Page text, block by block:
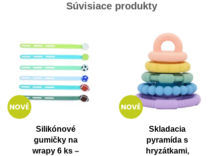
Súvisiace produkty
Silikónové
gumičky na
wrapy 6 ks –
Skladacia
pyramída s
hryzátkami,